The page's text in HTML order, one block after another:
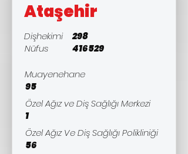
Ataşehir
Dişhekimi
298
Nüfus
416529
Muayenehane
95
Özel Ağız ve Diş Sağlığı Merkezi
1
Özel Ağız Ve Diş Sağlığı Polikliniği
56